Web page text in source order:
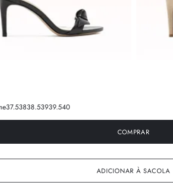
37.53838.53939.540
COMPRAR
ADICIONAR À SACOLA